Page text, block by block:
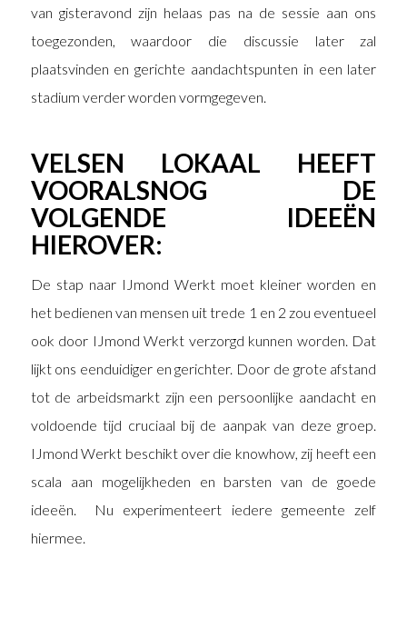
van gisteravond zijn helaas pas na de sessie aan ons
toegezonden, waardoor die discussie later zal
plaatsvinden en gerichte aandachtspunten in een later
stadium verder worden vormgegeven.
VELSEN LOKAAL HEEFT
VOORALSNOG DE
VOLGENDE IDEEËN
HIEROVER:
De stap naar IJmond Werkt moet kleiner worden en
het bedienen van mensen uit trede 1 en 2 zou eventueel
ook door IJmond Werkt verzorgd kunnen worden. Dat
lijkt ons eenduidiger en gerichter. Door de grote afstand
tot de arbeidsmarkt zijn een persoonlijke aandacht en
voldoende tijd cruciaal bij de aanpak van deze groep.
IJmond Werkt beschikt over die knowhow, zij heeft een
scala aan mogelijkheden en barsten van de goede
ideeën. Nu experimenteert iedere gemeente zelf
hiermee.